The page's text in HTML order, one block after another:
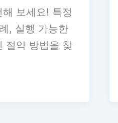
보세요! 특정
, 실행 가능한
절약 방법을 찾